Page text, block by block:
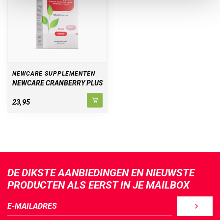
NEWCARE SUPPLEMENTEN
NEWCARE CRANBERRY PLUS
23,95
DE DIKSTE AANBIEDINGEN EN NIEUWSTE
PRODUCTEN ALS EERST IN JE MAILBOX